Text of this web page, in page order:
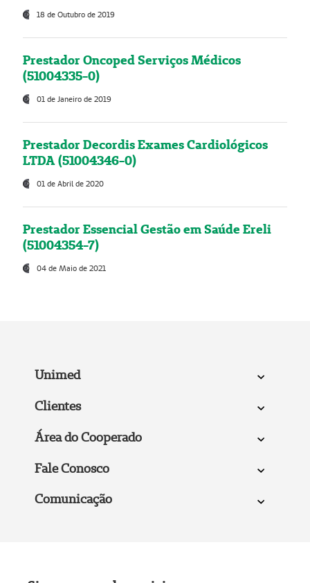
18 de Outubro de 2019
Prestador Oncoped Serviços Médicos
(51004335-0)
01 de Janeiro de 2019
Prestador Decordis Exames Cardiológicos
LTDA (51004346-0)
01 de Abril de 2020
Prestador Essencial Gestão em Saúde Ereli
(51004354-7)
04 de Maio de 2021
Unimed
Clientes
Área do Cooperado
Fale Conosco
Comunicação